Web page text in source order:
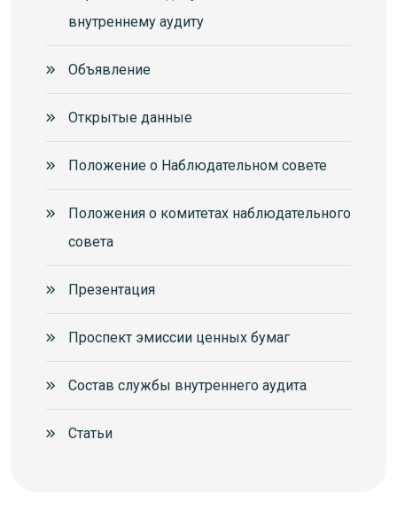
внутреннему аудиту
Объявление
Открытые данные
Положение о Наблюдательном совете
Положения о комитетах наблюдательного
совета
Презентация
Проспект эмиссии ценных бумаг
Состав службы внутреннего аудита
Статьи